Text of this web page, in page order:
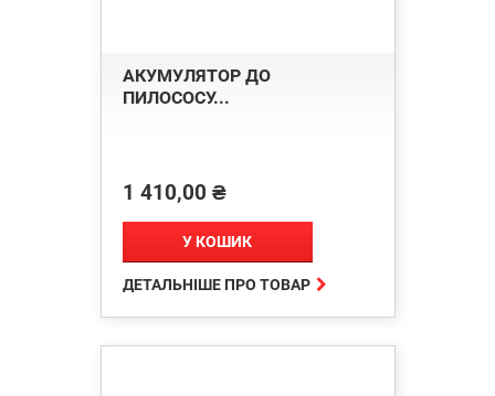
АКУМУЛЯТОР ДО
ПИЛОСОСУ...
Ціна
1 410,00 ₴

У КОШИК
ДЕТАЛЬНІШЕ ПРО ТОВАР